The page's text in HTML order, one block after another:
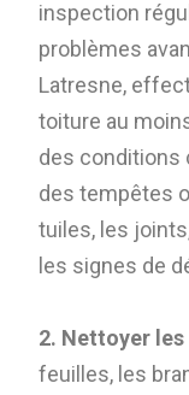
inspection
problèmes
Latresne,
toiture au
des conditions
des tempêtes
tuiles, les
les signes de
2. Nettoyer les
feuilles, les